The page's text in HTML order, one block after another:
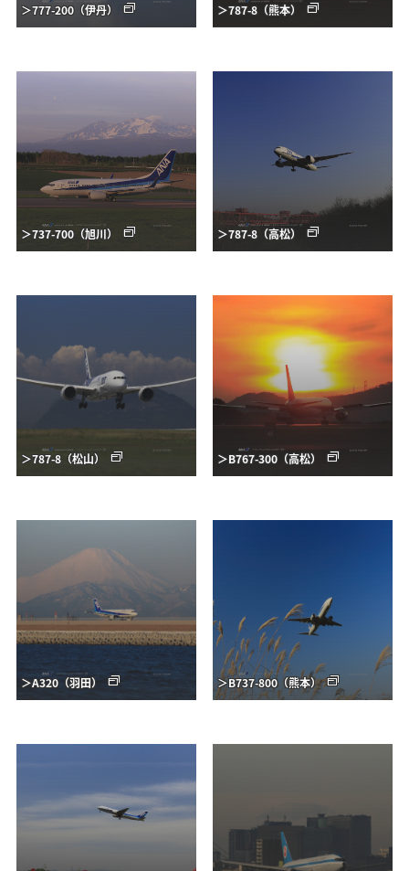
＞777-200（伊丹） ＞787-8（熊本）
＞737-700（旭川） ＞787-8（高松）
＞787-8（松山） ＞B767-300（高松）
＞A320（羽田） ＞B737-800（熊本）